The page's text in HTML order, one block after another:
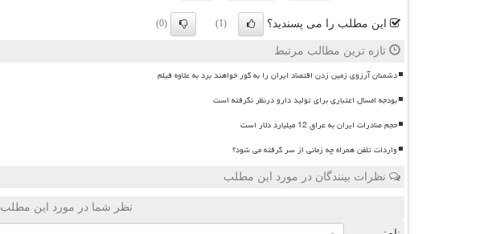
این مطلب را می پسندید؟ (1)
(0)
تازه ترین مطالب مرتبط
دشمنان آرزوی زمین زدن اقتصاد ایران را به گور خواهند برد به علاوه فیلم
بودجه امسال اعتباری برای تولید دارو درنظر نگرفته است
حجم صادرات ایران به عراق 12 میلیارد دلار است
واردات تلفن همراه چه زمانی از سر گرفته می شود؟
نظرات بینندگان در مورد این مطلب
نظر شما در مورد این مطلب